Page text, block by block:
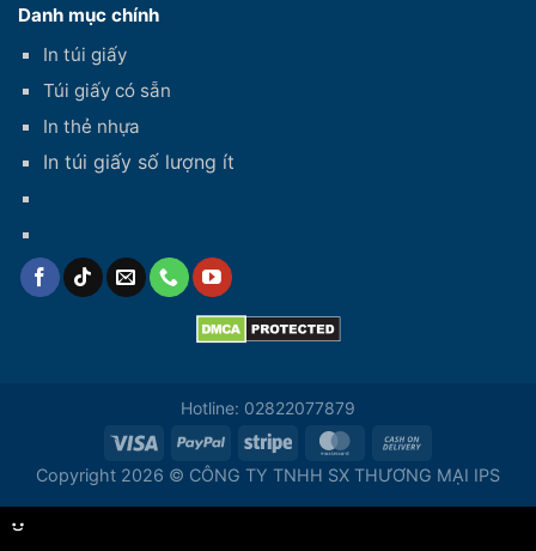
Danh mục chính
In túi giấy
Túi giấy có sẵn
In thẻ nhựa
In túi giấy số lượng ít
Hotline: 02822077879
Copyright 2026 © CÔNG TY TNHH SX THƯƠNG MẠI IPS